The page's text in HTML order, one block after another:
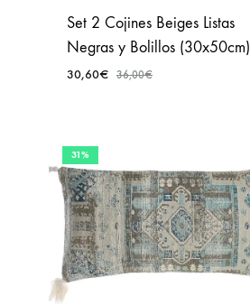
FAVORITOS
Set 2 Cojines Beiges Listas
Negras y Bolillos (30x50cm)
30,60€ 36,00€
31%